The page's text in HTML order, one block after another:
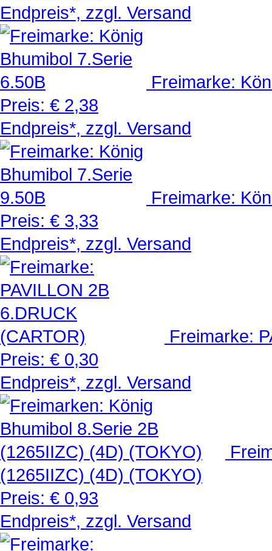
Endpreis*, zzgl. Versand
Freimarke:
Preis: € 2,38
Endpreis*, zzgl. Versand
Freimarke:
Preis: € 3,33
Endpreis*, zzgl. Versand
Freimarke:
Preis: € 0,30
Endpreis*, zzgl. Versand
(1265IIZC) (4D) (TOKYO)
Preis: € 0,93
Endpreis*, zzgl. Versand